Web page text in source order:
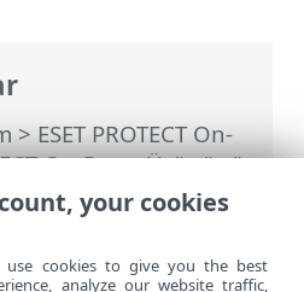
>ESET PROTECT On-
On-Prem Ürününü
On-Prem Ana
Sunucu Görevleri
your cookies
use cookies to give you the best
analyze our website traffic,